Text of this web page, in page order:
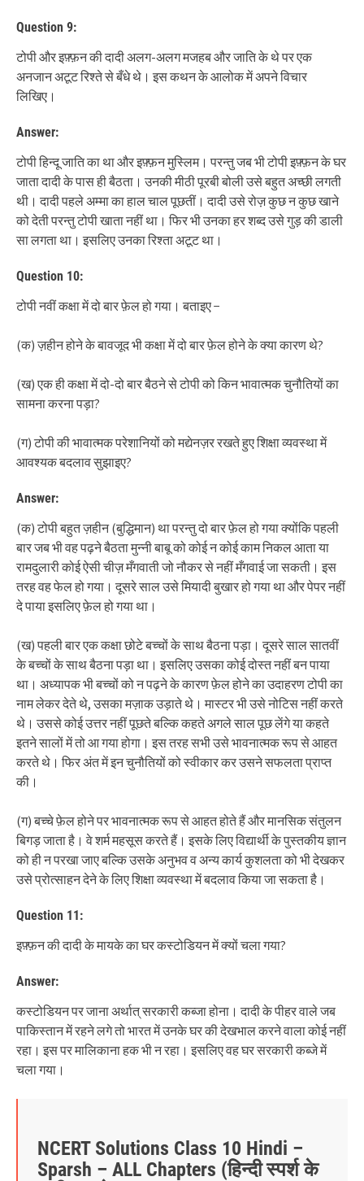
Question 9:
टोपी और इफ़्फ़न की दादी अलग-अलग मजहब और जाति के थे पर एक
अनजान अटूट रिश्ते से बँधे थे। इस कथन के आलोक में अपने विचार
लिखिए।
Answer:
टोपी हिन्दू जाति का था और इफ़्फ़न मुस्लिम। परन्तु जब भी टोपी इफ़्फ़न के घर
जाता दादी के पास ही बैठता। उनकी मीठी पूरबी बोली उसे बहुत अच्छी लगती
थी। दादी पहले अम्मा का हाल चाल पूछतीं। दादी उसे रोज़ कुछ न कुछ खाने
को देती परन्तु टोपी खाता नहीं था। फिर भी उनका हर शब्द उसे गुड़ की डाली
सा लगता था। इसलिए उनका रिश्ता अटूट था।
Question 10:
टोपी नवीं कक्षा में दो बार फ़ेल हो गया। बताइए −
(क) ज़हीन होने के बावजूद भी कक्षा में दो बार फ़ेल होने के क्या कारण थे?
(ख) एक ही कक्षा में दो-दो बार बैठने से टोपी को किन भावात्मक चुनौतियों का
सामना करना पड़ा?
(ग) टोपी की भावात्मक परेशानियों को मद्येनज़र रखते हुए शिक्षा व्यवस्था में
आवश्यक बदलाव सुझाइए?
Answer:
(क) टोपी बहुत ज़हीन (बुद्धिमान) था परन्तु दो बार फ़ेल हो गया क्योंकि पहली
बार जब भी वह पढ़ने बैठता मुन्नी बाबू को कोई न कोई काम निकल आता या
रामदुलारी कोई ऐसी चीज़ मँगवाती जो नौकर से नहीं मँगवाई जा सकती। इस
तरह वह फेल हो गया। दूसरे साल उसे मियादी बुखार हो गया था और पेपर नहीं
दे पाया इसलिए फ़ेल हो गया था।
(ख) पहली बार एक कक्षा छोटे बच्चों के साथ बैठना पड़ा। दूसरे साल सातवीं
के बच्चों के साथ बैठना पड़ा था। इसलिए उसका कोई दोस्त नहीं बन पाया
था। अध्यापक भी बच्चों को न पढ़ने के कारण फ़ेल होने का उदाहरण टोपी का
नाम लेकर देते थे, उसका मज़ाक उड़ाते थे। मास्टर भी उसे नोटिस नहीं करते
थे। उससे कोई उत्तर नहीं पूछते बल्कि कहते अगले साल पूछ लेंगे या कहते
इतने सालों में तो आ गया होगा। इस तरह सभी उसे भावनात्मक रूप से आहत
करते थे। फिर अंत में इन चुनौतियों को स्वीकार कर उसने सफलता प्राप्त
की।
(ग) बच्चे फ़ेल होने पर भावनात्मक रूप से आहत होते हैं और मानसिक संतुलन
बिगड़ जाता है। वे शर्म महसूस करते हैं। इसके लिए विद्यार्थी के पुस्तकीय ज्ञान
को ही न परखा जाए बल्कि उसके अनुभव व अन्य कार्य कुशलता को भी देखकर
उसे प्रोत्साहन देने के लिए शिक्षा व्यवस्था में बदलाव किया जा सकता है।
Question 11:
इफ़्फ़न की दादी के मायके का घर कस्टोडियन में क्यों चला गया?
Answer:
कस्टोडियन पर जाना अर्थात् सरकारी कब्जा होना। दादी के पीहर वाले जब
पाकिस्तान में रहने लगे तो भारत में उनके घर की देखभाल करने वाला कोई नहीं
रहा। इस पर मालिकाना हक भी न रहा। इसलिए वह घर सरकारी कब्जे में
चला गया।
NCERT Solutions Class 10 Hindi –
Sparsh – ALL Chapters (हिन्दी स्पर्श के